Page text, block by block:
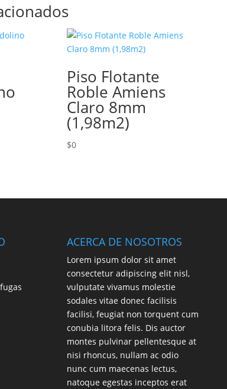
Piso Flotante
Roble Amiens
Claro 8mm
(1,98m2)
$0
ACERCA DE NOSOTROS
Lorem ipsum dolor sit amet
consectetur adipiscing elit nisl,
vulputate vivamus molestie
sodales vitae donec facilisis
facilisi, feugiat non torquent cum
conubia litora felis. Dis auctor
montes pulvinar pellentesque at
nisi rhoncus, nullam ac odio
nunc cum maecenas lectus,
natoque egestas inceptos erat